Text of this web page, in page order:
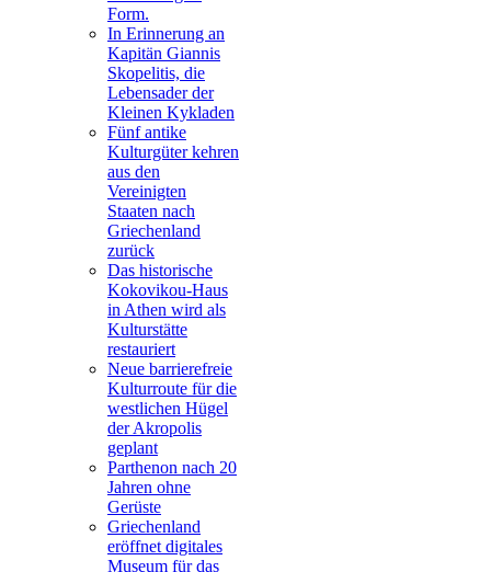
Form.
In Erinnerung an
Kapitän Giannis
Skopelitis, die
Lebensader der
Kleinen Kykladen
Fünf antike
Kulturgüter kehren
aus den
Vereinigten
Staaten nach
Griechenland
zurück
Das historische
Kokovikou-Haus
in Athen wird als
Kulturstätte
restauriert
Neue barrierefreie
Kulturroute für die
westlichen Hügel
der Akropolis
geplant
Parthenon nach 20
Jahren ohne
Gerüste
Griechenland
eröffnet digitales
Museum für das